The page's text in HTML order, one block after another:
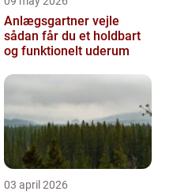
Anlægsgartner vejle
sådan får du et holdbart
og funktionelt uderum
03 april 2026